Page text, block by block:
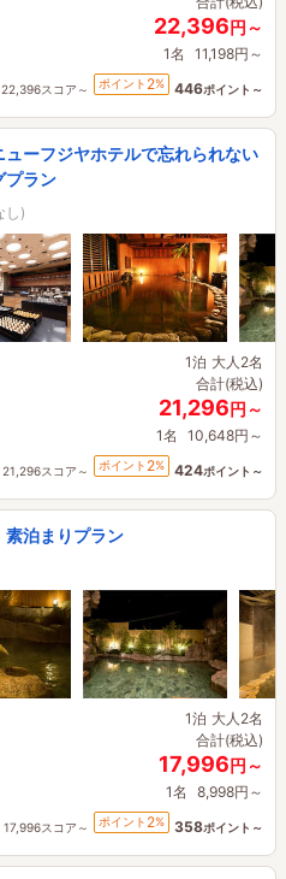
22,396円～
1名 11,198円～
22,396スコア～ ポイント 2% 446ポイント～
ューフジヤホテルで忘れられない
プラン
し)
1泊 大人2名
合計(税込)
21,296円～
1名 10,648円～
21,296スコア～ ポイント 2% 424ポイント～
素泊まりプラン
1泊 大人2名
合計(税込)
17,996円～
1名 8,998円～
17,996スコア～ ポイント 2% 358ポイント～